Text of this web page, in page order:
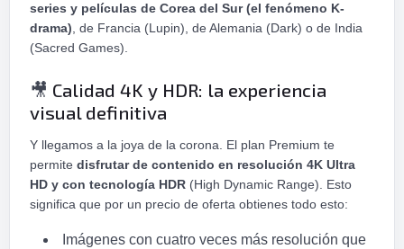
series y películas de Corea del Sur (el fenómeno K-
drama), de Francia (Lupin), de Alemania (Dark) o de India
(Sacred Games).
🎥 Calidad 4K y HDR: la experiencia
visual definitiva
Y llegamos a la joya de la corona. El plan Premium te
permite disfrutar de contenido en resolución 4K Ultra
HD y con tecnología HDR (High Dynamic Range). Esto
significa que por un precio de oferta obtienes todo esto:
Imágenes con cuatro veces más resolución que